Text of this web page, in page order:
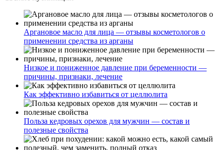
Аргановое масло для лица — отзывы косметологов о
применении средства из арганы
Низкое и пониженное давление при беременности —
причины, признаки, лечение
Как эффективно избавиться от целлюлита
Польза кедровых орехов для мужчин — состав и
полезные свойства